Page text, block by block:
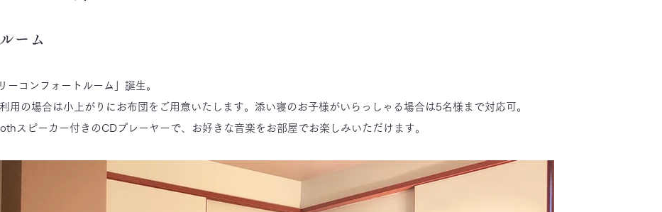
ーム
ーコンフォートルーム」誕生。
用の場合は小上がりにお布団をご用意いたします。添い寝のお子様がいらっしゃる場合は5名様まで対応可。
スピーカー付きのCDプレーヤーで、お好きな音楽をお部屋でお楽しみいただけます。